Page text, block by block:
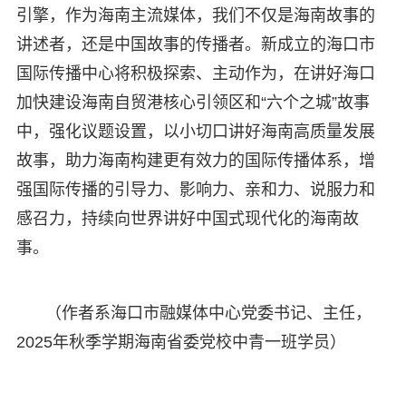
引擎，作为海南主流媒体，我们不仅是海南故事的
讲述者，还是中国故事的传播者。新成立的海口市
国际传播中心将积极探索、主动作为，在讲好海口
加快建设海南自贸港核心引领区和“六个之城”故事
中，强化议题设置，以小切口讲好海南高质量发展
故事，助力海南构建更有效力的国际传播体系，增
强国际传播的引导力、影响力、亲和力、说服力和
感召力，持续向世界讲好中国式现代化的海南故
事。
（作者系海口市融媒体中心党委书记、主任，
2025年秋季学期海南省委党校中青一班学员）